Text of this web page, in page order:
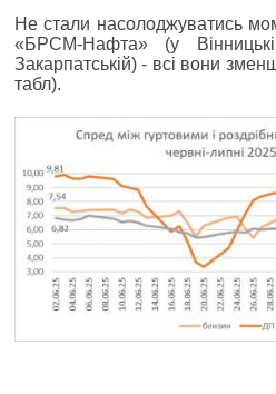
Не стали насолоджуватись
«БРСМ-Нафта» (у
Закарпатській) - всі вони
табл).